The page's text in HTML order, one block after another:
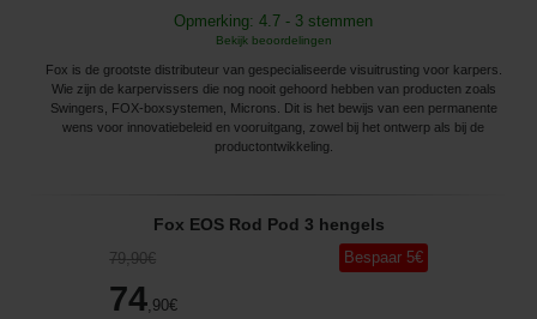
Opmerking: 4.7 - 3 stemmen
Bekijk beoordelingen
Fox is de grootste distributeur van gespecialiseerde visuitrusting voor karpers.
Wie zijn de karpervissers die nog nooit gehoord hebben van producten zoals
Swingers, FOX-boxsystemen, Microns. Dit is het bewijs van een permanente
wens voor innovatiebeleid en vooruitgang, zowel bij het ontwerp als bij de
productontwikkeling.
Fox EOS Rod Pod 3 hengels
79,90€
74 ,90€
Bespaar 5€